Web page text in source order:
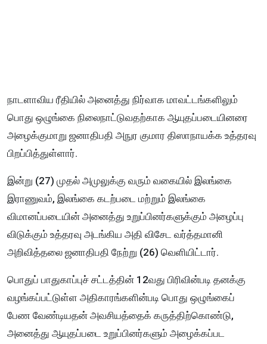
நாடளாவிய ரீதியில் அனைத்து நிர்வாக மாவட்டங்களிலும்
பொது ஒழுங்கை நிலைநாட்டுவதற்காக ஆயுதப்படையினரை
அழைக்குமாறு ஜனாதிபதி அநுர குமார திஸாநாயக்க உத்தரவு
பிறப்பித்துள்ளார்.
இன்று (27) முதல் அமுலுக்கு வரும் வகையில் இலங்கை
இராணுவம், இலங்கை கடற்படை மற்றும் இலங்கை
விமானப்படையின் அனைத்து உறுப்பினர்களுக்கும் அழைப்பு
விடுக்கும் உத்தரவு அடங்கிய அதி விசேட வர்த்தமானி
அறிவித்தலை ஜனாதிபதி நேற்று (26) வெளியிட்டார்.
பொதுப் பாதுகாப்புச் சட்டத்தின் 12வது பிரிவின்படி தனக்கு
வழங்கப்பட்டுள்ள அதிகாரங்களின்படி பொது ஒழுங்கைப்
பேண வேண்டியதன் அவசியத்தைக் கருத்திற்கொண்டு,
அனைத்து ஆயுதப்படை உறுப்பினர்களும் அழைக்கப்பட